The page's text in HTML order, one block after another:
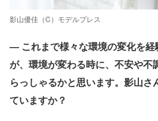
影山優佳（C）モデルプレス
― これまで様々な環境の変化を経
が、環境が変わる時に、不安や不
らっしゃるかと思います。影山さ
ていますか？